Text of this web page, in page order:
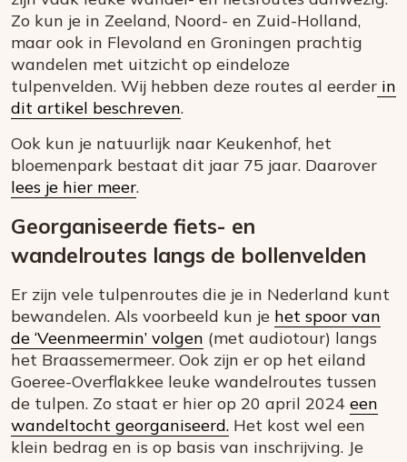
Zo kun je in Zeeland, Noord- en Zuid-Holland,
maar ook in Flevoland en Groningen prachtig
wandelen met uitzicht op eindeloze
tulpenvelden. Wij hebben deze routes al eerder in
dit artikel beschreven.
Ook kun je natuurlijk naar Keukenhof, het
bloemenpark bestaat dit jaar 75 jaar. Daarover
lees je hier meer.
Georganiseerde fiets- en
wandelroutes langs de bollenvelden
Er zijn vele tulpenroutes die je in Nederland kunt
bewandelen. Als voorbeeld kun je het spoor van
de ‘Veenmeermin’ volgen (met audiotour) langs
het Braassemermeer. Ook zijn er op het eiland
Goeree-Overflakkee leuke wandelroutes tussen
de tulpen. Zo staat er hier op 20 april 2024 een
wandeltocht georganiseerd. Het kost wel een
klein bedrag en is op basis van inschrijving. Je